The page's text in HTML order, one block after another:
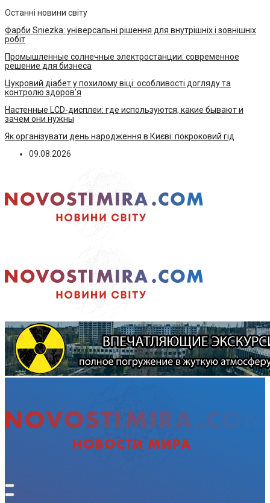
Останні новини світу
Фарби Sniezka: універсальні рішення для внутрішніх і зовнішніх
робіт
Промышленные солнечные электростанции: современное
решение для бизнеса
Цукровий діабет у похилому віці: особливості догляду та
контролю здоров’я
Настенные LCD-дисплеи: где используются, какие бывают и
зачем они нужны
Як організувати день народження в Києві: покроковий гід
09.08.2026